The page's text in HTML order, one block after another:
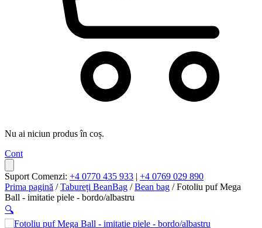
Nu ai niciun produs în coș.
Cont
Suport Comenzi: +4 0770 435 933 | +4 0769 029 890
Prima pagină /Tabureți BeanBag /Bean bag / Fotoliu puf Mega
Ball - imitatie piele - bordo/albastru
🔍